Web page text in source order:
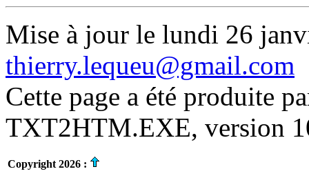
Mise à jour le lundi 26
thierry.lequeu@gmail.com
Cette page a été produite
TXT2HTM.EXE, version
Copyright 2026 :